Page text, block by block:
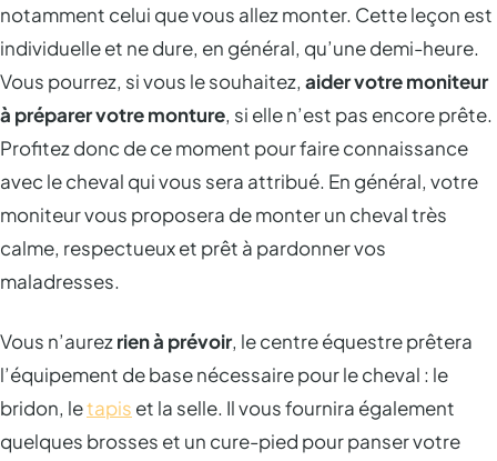
notamment celui que vous allez monter. Cette leçon est
individuelle et ne dure, en général, qu’une demi-heure.
Vous pourrez, si vous le souhaitez, aider votre moniteur
à préparer votre monture, si elle n’est pas encore prête.
Profitez donc de ce moment pour faire connaissance
avec le cheval qui vous sera attribué. En général, votre
moniteur vous proposera de monter un cheval très
calme, respectueux et prêt à pardonner vos
maladresses.
Vous n’aurezrien à prévoir, le centre équestre prêtera
l’équipement de base nécessaire pour le cheval : le
bridon, letapis et la selle. Il vous fournira également
quelques brosses et un cure-pied pour panser votre